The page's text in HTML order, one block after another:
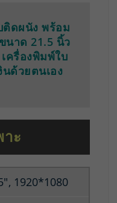
ดผนัง พร้อม
นาด 21.5 นิ้ว
ครื่องพิมพ์ใบ
นด้วยตนเอง
าะ
1920*1080